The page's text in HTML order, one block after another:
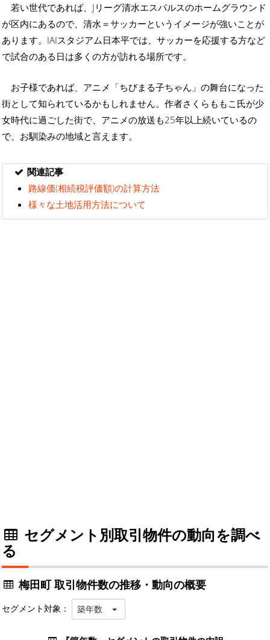
若い世代であれば、Jリーグ清水エスパルスのホームグラウンド
が区内にあるので、清水＝サッカーというイメージが強いことが
あります。IAIスタジアム日本平では、サッカーを応援する方など
で試合のある日は多くの方が訪れる場所です。
お子様であれば、アニメ「ちびまる子ちゃん」の舞台になった
街として知られているかもしれません。作者さくらももこ氏が少
女時代に過ごした街で、アニメの放送も25年以上続いているの
で、お馴染みの地域と言えます。
関連記事
路線価(相続税評価額)の計算方法
様々な土地活用方法について
セグメント別取引物件の動向を調べ
る
梅田町 取引物件数の推移・動向の概要
セグメント対象： 築年数